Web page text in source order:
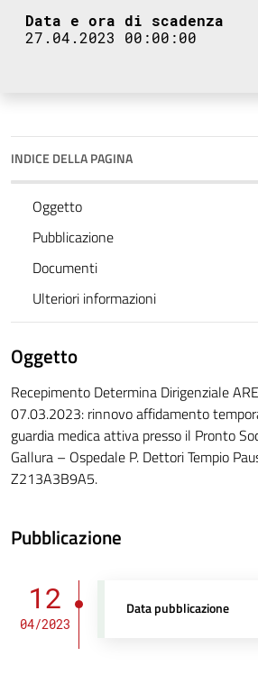
Data e ora di scadenza
27.04.2023 00:00:00
INDICE DELLA PAGINA
Oggetto
Pubblicazione
Documenti
Ulteriori informazioni
Oggetto
Recepimento Determina Dirigenziale
07.03.2023: rinnovo affidamento
guardia medica attiva presso il Pronto
Gallura – Ospedale P. Dettori Tempio
Z213A3B9A5.
Pubblicazione
12
04/2023
Data pubblicazione